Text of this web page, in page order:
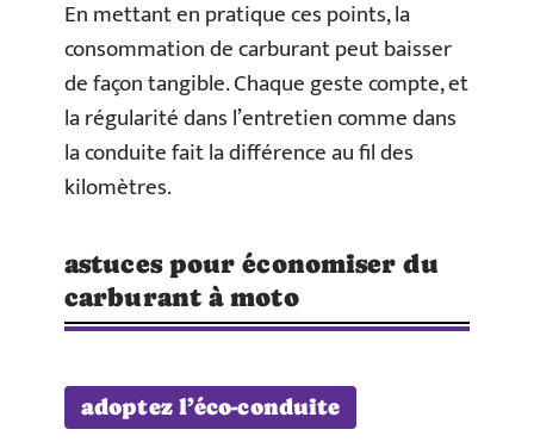
En mettant en pratique ces points, la
consommation de carburant peut baisser
de façon tangible. Chaque geste compte, et
la régularité dans l’entretien comme dans
la conduite fait la différence au fil des
kilomètres.
astuces pour économiser du
carburant à moto
adoptez l’éco-conduite